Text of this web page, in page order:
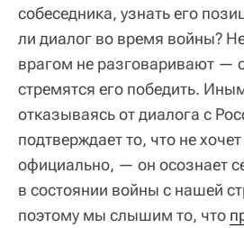
собеседника, узнать его
ли диалог во время войны?
врагом не разговаривают —
стремятся его победить.
отказываясь от диалога с
подтверждает то, что не
официально, — он осознает
в состоянии войны с нашей
поэтому мы слышим то, что